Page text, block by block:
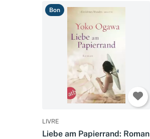
Bon
LIVRE
Liebe am Papierrand: Roman